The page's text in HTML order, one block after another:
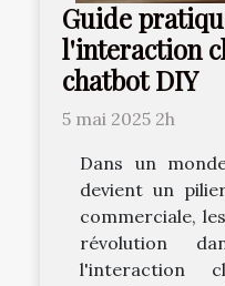
Guide
l'interaction
chatbot DIY
5 mai 2025 2h
Dans un
devient un
commerciale,
révolution
l'interaction